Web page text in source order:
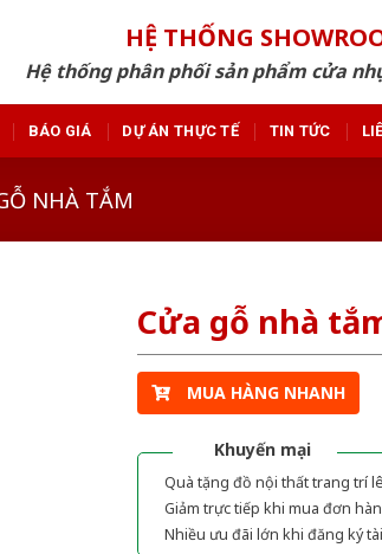
HỆ THỐNG
Hệ thống phân phối sản phẩm cửa
BÁO GIÁ DỰ ÁN THỰC TẾ TIN TỨC
NHÀ TẮM
Cửa gỗ nhà
MUA HÀNG NHANH
Khuyến mại
Quà tặng đồ nội thất trang trí
Giảm trực tiếp khi mua đơn
Nhiều ưu đãi lớn khi đăng ký